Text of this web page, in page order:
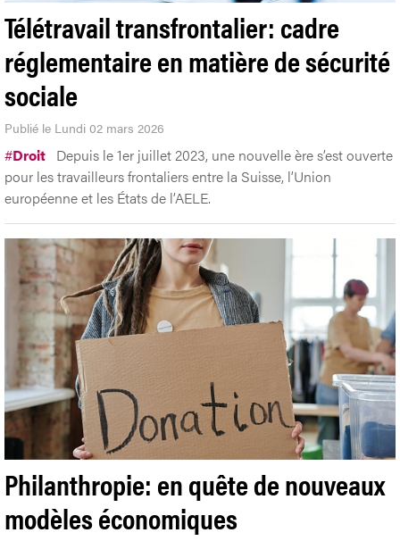
Télétravail transfrontalier: cadre
réglementaire en matière de sécurité
sociale
Publié le Lundi 02 mars 2026
#Droit Depuis le 1er juillet 2023, une nouvelle ère s’est ouverte
pour les travailleurs frontaliers entre la Suisse, l’Union
européenne et les États de l’AELE.
Philanthropie: en quête de nouveaux
modèles économiques